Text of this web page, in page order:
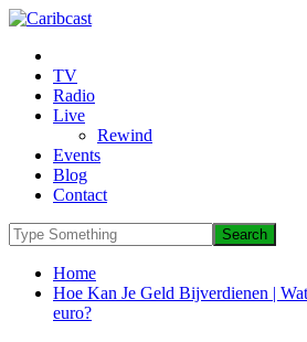
TV
Radio
Live
Rewind
Events
Blog
Contact
Home
Hoe Kan Je Geld Bijverdienen |
euro?